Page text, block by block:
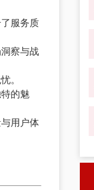
服务质
察与战
。
的魅
用户体